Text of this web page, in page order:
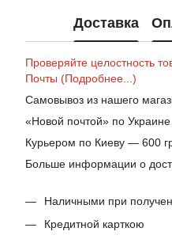
Доставка
Проверяйте целостность
Почты (Подробнее...)
Самовывоз из нашего
«Новой почтой» по
Курьером по Киеву — 600
Больше информации о
Наличными при
Кредитной карткою